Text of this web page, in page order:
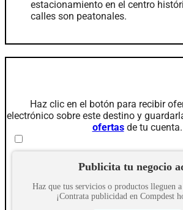
estacionamiento en el centro
calles son peatonales.
Haz clic en el botón para recibir
electrónico sobre este destino y
ofertasde tu cuenta.
Publicita tu negocio
Haz que tus servicios o productos lleguen
¡Contrata publicidad en Compdest